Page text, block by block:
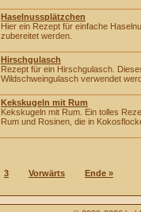
Haselnussplätzchen
Hier ein Rezept für einfache
zubereitet werden.
Hirschgulasch
Rezept für ein Hirschgulasch.
Wildschweingulasch verwendet
Kekskugeln mit Rum
Kekskugeln mit Rum. Ein tolles
Rum und Rosinen, die in
3 Vorwärts Ende »